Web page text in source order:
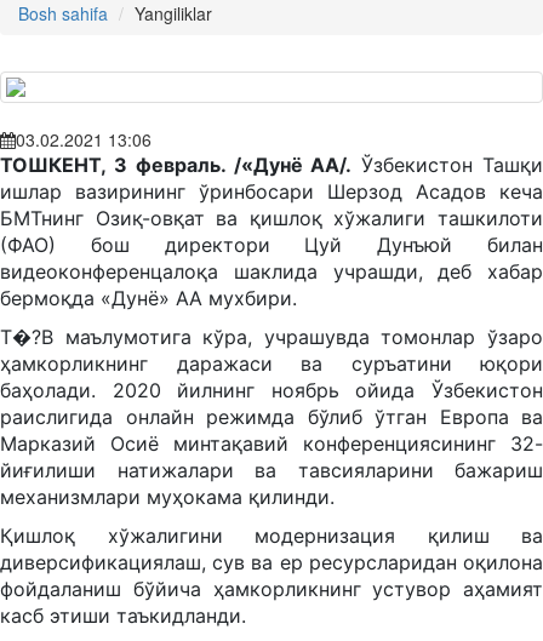
Bosh sahifa Yangiliklar
03.02.2021 13:06
ТОШКЕНТ, 3 февраль. /«Дунё АА/. Ўзбекистон Ташқи
ишлар вазирининг ўринбосари Шерзод Асадов кеча
БМТнинг Озиқ-овқат ва қишлоқ хўжалиги ташкилоти
(ФАО) бош директори Цуй Дунъюй билан
видеоконференцалоқа шаклида учрашди, деб хабар
бермоқда «Дунё» АА мухбири.
Т�?В маълумотига кўра, учрашувда томонлар ўзаро
ҳамкорликнинг даражаси ва суръатини юқори
баҳолади. 2020 йилнинг ноябрь ойида Ўзбекистон
раислигида онлайн режимда бўлиб ўтган Европа ва
Марказий Осиё минтақавий конференциясининг 32-
йиғилиши натижалари ва тавсияларини бажариш
механизмлари муҳокама қилинди.
Қишлоқ хўжалигини модернизация қилиш ва
диверсификациялаш, сув ва ер ресурсларидан оқилона
фойдаланиш бўйича ҳамкорликнинг устувор аҳамият
касб этиши таъкидланди.